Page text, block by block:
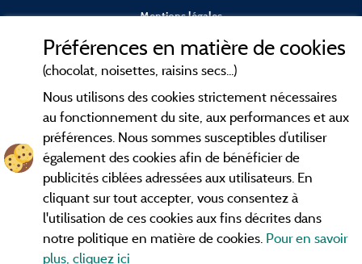
Mentions légales
Contact
CGV
Les meilleurscampings en Ardèche . Consultez les fiches de
nos adhérents et découvrez nos meilleures offres dans les
Gorges de l'Ardèche, le célèbrePont d'Arc, la grotte de l'Aven
d'Orgnac, Le mont Gerbier de Jonc ou le mont Mézenc...
Préférences en matière de cookies
(chocolat, noisettes, raisins secs...)
Nous utilisons des cookies strictement nécessaires
au fonctionnement du site, aux performances et aux
préférences. Nous sommes susceptibles d’utiliser
également des cookies afin de bénéficier de
publicités ciblées adressées aux utilisateurs. En
cliquant sur tout accepter, vous consentez à
l'utilisation de ces cookies aux fins décrites dans
notre politique en matière de cookies. Pour en savoir
plus, cliquez ici